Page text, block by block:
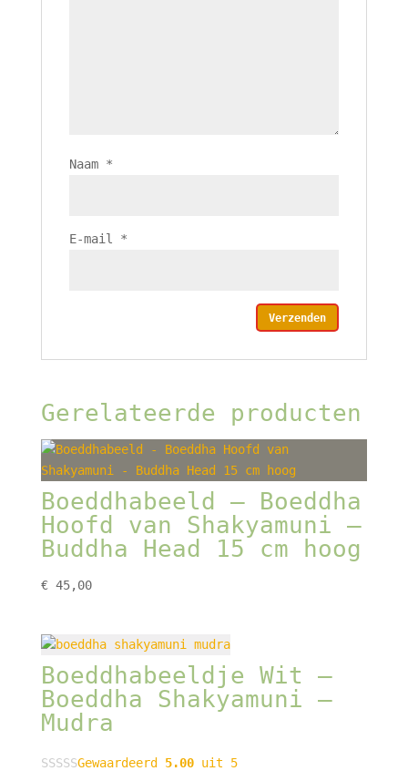
Naam *
E-mail *
Gerelateerde producten
Boeddhabeeld – Boeddha
Hoofd van Shakyamuni –
Buddha Head 15 cm hoog
€45,00
Boeddhabeeldje Wit –
Boeddha Shakyamuni –
Mudra
Gewaardeerd 5.00uit 5